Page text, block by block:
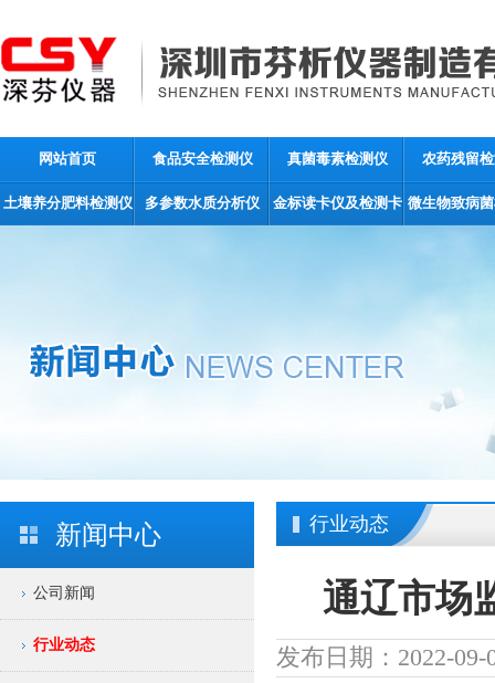
网站首页 食品安全检测仪 真菌毒素检测仪 农药残留
土壤养分肥料检测仪 多参数水质分析仪 金标读卡仪及检测卡 微生物致病
新闻中心
公司新闻
行业动态
行业动态
通辽市场
发布日期：2022-09-